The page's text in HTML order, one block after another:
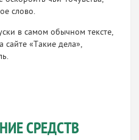
слово.
в самом обычном тексте,
сайте «Такие дела»,
СРЕДСТВ